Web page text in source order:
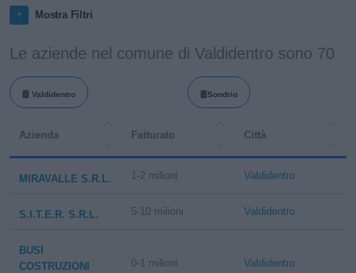
Mostra Filtri
Le aziende nel comune di Valdidentro sono 70
Valdidentro Sondrio
Azienda Fatturato Città
MIRAVALLE S.R.L. 1-2 milioni Valdidentro
S.I.T.E.R. S.R.L. 5-10 milioni Valdidentro
BUSI
COSTRUZIONI
0-1 milioni Valdidentro